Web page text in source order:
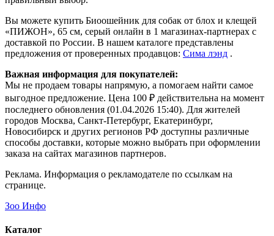
Вы можете купить Биоошейник для собак от блох и клещей
«ПИЖОН», 65 см, серый онлайн в 1 магазинах-партнерах с
доставкой по России. В нашем каталоге представлены
предложения от проверенных продавцов: Сима лэнд .
Важная информация для покупателей:
Мы не продаем товары напрямую, а помогаем найти самое
выгодное предложение. Цена 100 ₽ действительна на момент
последнего обновления (01.04.2026 15:40). Для жителей
городов Москва, Санкт-Петербург, Екатеринбург,
Новосибирск и других регионов РФ доступны различные
способы доставки, которые можно выбрать при оформлении
заказа на сайтах магазинов партнеров.
Реклама. Информация о рекламодателе по ссылкам на
странице.
Зоо Инфо
Каталог